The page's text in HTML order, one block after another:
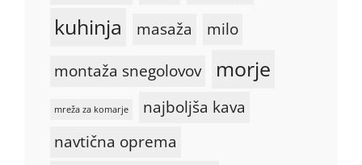
kuhinja masaža
milo
montaža snegolovov
morje
mreža za komarje
najboljša kava
navtična oprema